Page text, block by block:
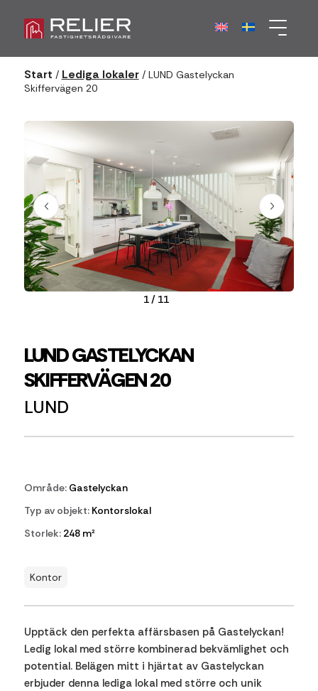
Start / Lediga lokaler/ LUND Gastelyckan
Skiffervägen 20
1/ 11
LUND GASTELYCKAN
SKIFFERVÄGEN 20
LUND
Område:Gastelyckan
Typ av objekt:Kontorslokal
Storlek:248 m²
Kontor
Upptäck den perfekta affärsbasen på Gastelyckan!
Ledig lokal med större kombinerad bekvämlighet och
potential. Belägen mitt i hjärtat av Gastelyckan
erbjuder denna lediga lokal med större och unik